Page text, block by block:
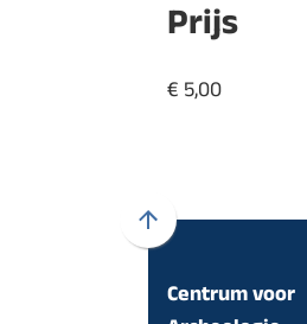
Prijs
€ 5,00
Scroll
boven
Centrum voor